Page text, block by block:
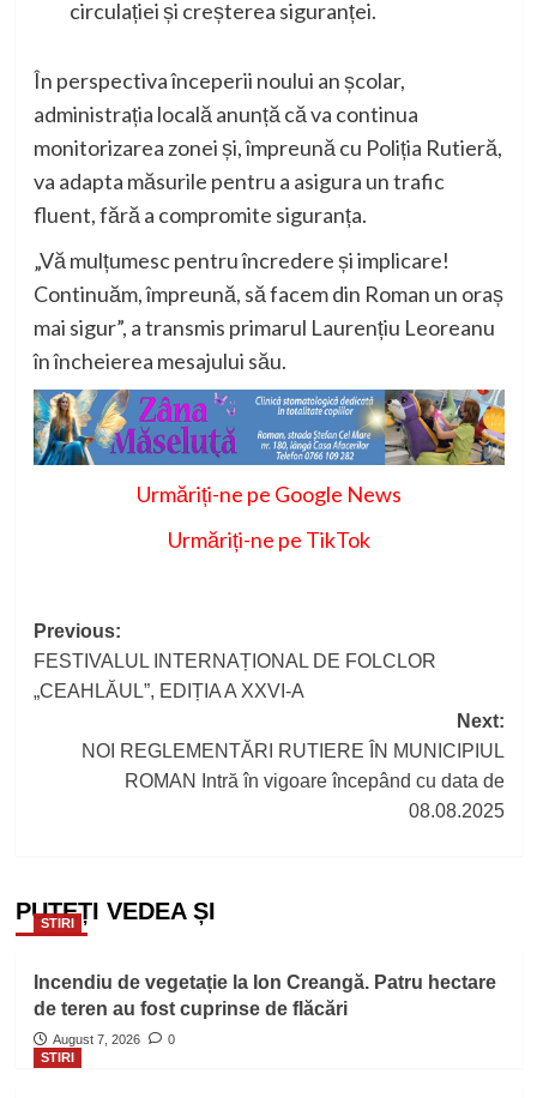
circulației și creșterea siguranței.
În perspectiva începerii noului an școlar,
administrația locală anunță că va continua
monitorizarea zonei și, împreună cu Poliția Rutieră,
va adapta măsurile pentru a asigura un trafic
fluent, fără a compromite siguranța.
„Vă mulțumesc pentru încredere și implicare!
Continuăm, împreună, să facem din Roman un oraș
mai sigur”, a transmis primarul Laurențiu Leoreanu
în încheierea mesajului său.
Urmăriți-ne pe Google News
Urmăriți-ne pe TikTok
Post
navigation
Previous:
FESTIVALUL INTERNAȚIONAL DE FOLCLOR
„CEAHLĂUL”, EDIȚIA A XXVI-A
Next:
NOI REGLEMENTĂRI RUTIERE ÎN MUNICIPIUL
ROMAN Intră în vigoare începând cu data de
08.08.2025
PUTEȚI VEDEA ȘI
STIRI
Incendiu de vegetație la Ion Creangă. Patru hectare
de teren au fost cuprinse de flăcări
August 7, 2026
0
STIRI